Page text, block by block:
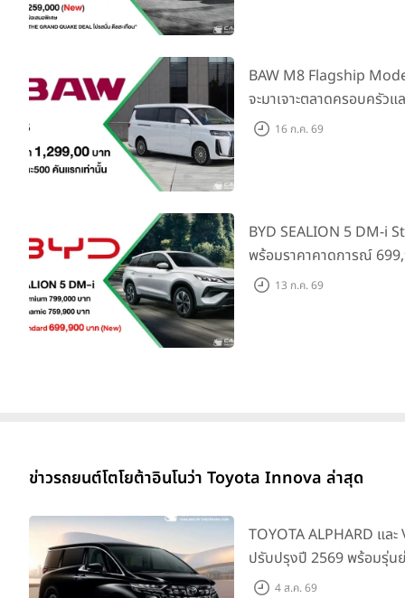
BAW M8 Flagship
จะมาเจาะตลาดครอบครัว
ราคาที่ 1.299 ลบ. (สิทธิพิ
16 ก.ค. 69
BYD SEALION 5 DM-i
พร้อมราคาคาดการณ์
ล่าสุดที่มีระยะขับขี่รวม
13 ก.ค. 69
ข่าวรถยนต์โตโยต้าอินโนว่า Toyota Innova ล่าสุด
TOYOTA ALPHARD และ
ปรับปรุงปี 2569 พร้อมรุ่น
SMART ราคาเริ่มต้น
4 ส.ค. 69